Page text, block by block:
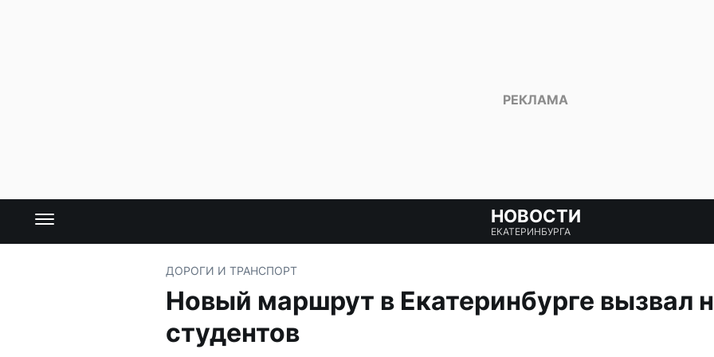
НОВОСТИ
ЕКАТЕРИНБУРГА
ДОРОГИ И ТРАНСПОРТ
Новый маршрут в Екатеринбурге вызвал
студентов